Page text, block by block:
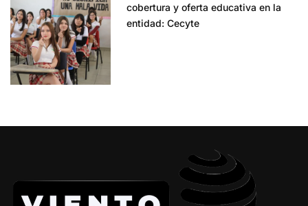
cobertura y oferta educativa en la
entidad: Cecyte